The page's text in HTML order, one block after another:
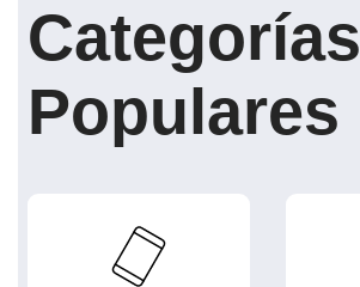
Categorías
Populares